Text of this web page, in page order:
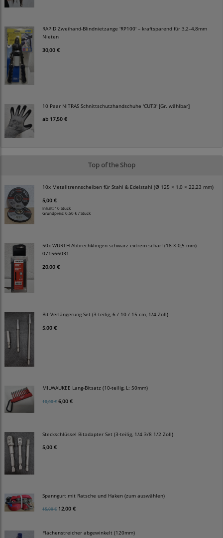
RAPID Zweihand-Blindnietzange 'RP100' – kraftsparend für 3,2–4,8mm
Nieten
30,00 €
10 Paar NITRAS Schnittschutzhandschuhe 'CUT3' [Gr. wählbar]
ab 17,50 €
Top of the Shop
10x Metalltrennscheiben für Stahl & Edelstahl (Ø 125 × 1,0 × 22,23 mm)
5,00 €
Inhalt: 10 Stück
Grundpreis:0,50 € / Stück
50x WÜRTH Abbrechklingen schwarz extrem scharf (18 × 0,5 mm)
071566031
20,00 €
Bit-Verlängerung Set (3-teilig, 6 / 10 / 15 cm, 1/4 Zoll)
5,00 €
MILWAUKEE Lang-Bitsatz (10-teilig, L: 50mm)
10,00 € 6,00 €
Steckschlüssel Bitadapter Set (3-teilig, 1/4 3/8 1/2 Zoll)
5,00 €
Spanngurt mit Ratsche und Haken (zum auswählen)
15,00 € 12,00 €
Flächenstreicher abgewinkelt (120mm)